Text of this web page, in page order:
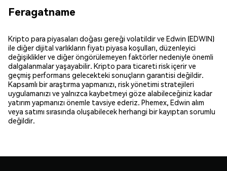
Feragatname
Kripto para piyasaları doğası gereği volatildir ve Edwin (EDWIN)
ile diğer dijital varlıkların fiyatı piyasa koşulları, düzenleyici
değişiklikler ve diğer öngörülemeyen faktörler nedeniyle önemli
dalgalanmalar yaşayabilir. Kripto para ticareti risk içerir ve
geçmiş performans gelecekteki sonuçların garantisi değildir.
Kapsamlı bir araştırma yapmanızı, risk yönetimi stratejileri
uygulamanızı ve yalnızca kaybetmeyi göze alabileceğiniz kadar
yatırım yapmanızı önemle tavsiye ederiz. Phemex, Edwin alım
veya satımı sırasında oluşabilecek herhangi bir kayıptan sorumlu
değildir.